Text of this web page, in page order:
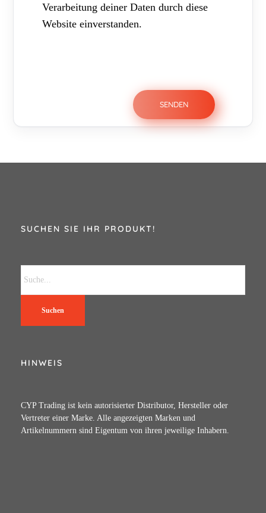
Verarbeitung deiner Daten durch diese
Website einverstanden.
SUCHEN SIE IHR PRODUKT!
Suchen
HINWEIS
CYP Trading ist kein autorisierter Distributor, Hersteller oder
Vertreter einer Marke. Alle angezeigten Marken und
Artikelnummern sind Eigentum von ihren jeweilige Inhabern.